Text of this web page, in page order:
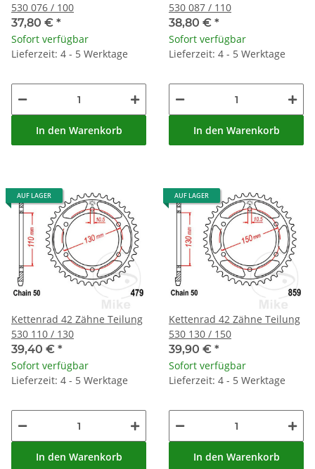
530 076 / 100
37,80 € *
Sofort verfügbar
Lieferzeit: 4 - 5 Werktage
In den Warenkorb
530 087 / 110
38,80 € *
Sofort verfügbar
Lieferzeit: 4 - 5 Werktage
In den Warenkorb
AUF LAGER
Kettenrad 42 Zähne Teilung
530 110 / 130
39,40 € *
Sofort verfügbar
Lieferzeit: 4 - 5 Werktage
In den Warenkorb
AUF LAGER
Kettenrad 42 Zähne Teilung
530 130 / 150
39,90 € *
Sofort verfügbar
Lieferzeit: 4 - 5 Werktage
In den Warenkorb